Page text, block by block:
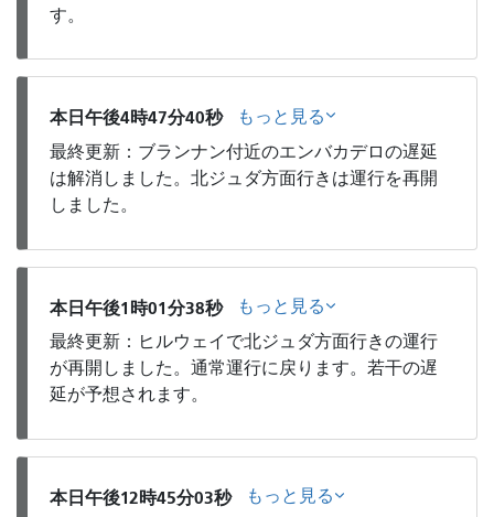
す。
本日午後4時47分40秒
もっと見る
最終更新：ブランナン付近のエンバカデロの遅延
は解消しました。北ジュダ方面行きは運行を再開
しました。
本日午後1時01分38秒
もっと見る
最終更新：ヒルウェイで北ジュダ方面行きの運行
が再開しました。通常運行に戻ります。若干の遅
延が予想されます。
本日午後12時45分03秒 もっと見る